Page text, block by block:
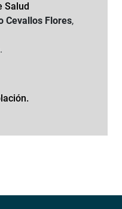
Salud
Cevallos Flores,